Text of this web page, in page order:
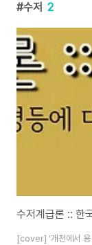
수저 2
수저계급론 :: 한
[cover] ‘개천에서 용